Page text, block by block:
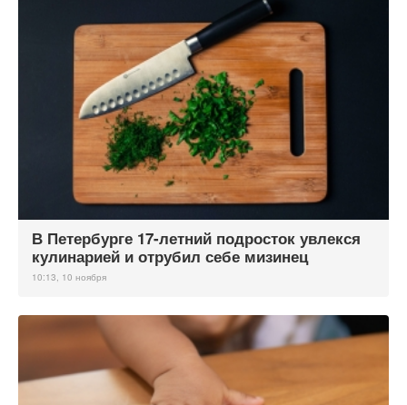
В Петербурге 17-летний подросток увлекся
кулинарией и отрубил себе мизинец
10:13, 10 ноября